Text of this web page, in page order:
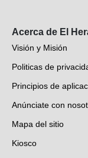
Acerca de El
Visión y Misión
Politicas de
Principios de
Anúnciate con
Mapa del sitio
Kiosco